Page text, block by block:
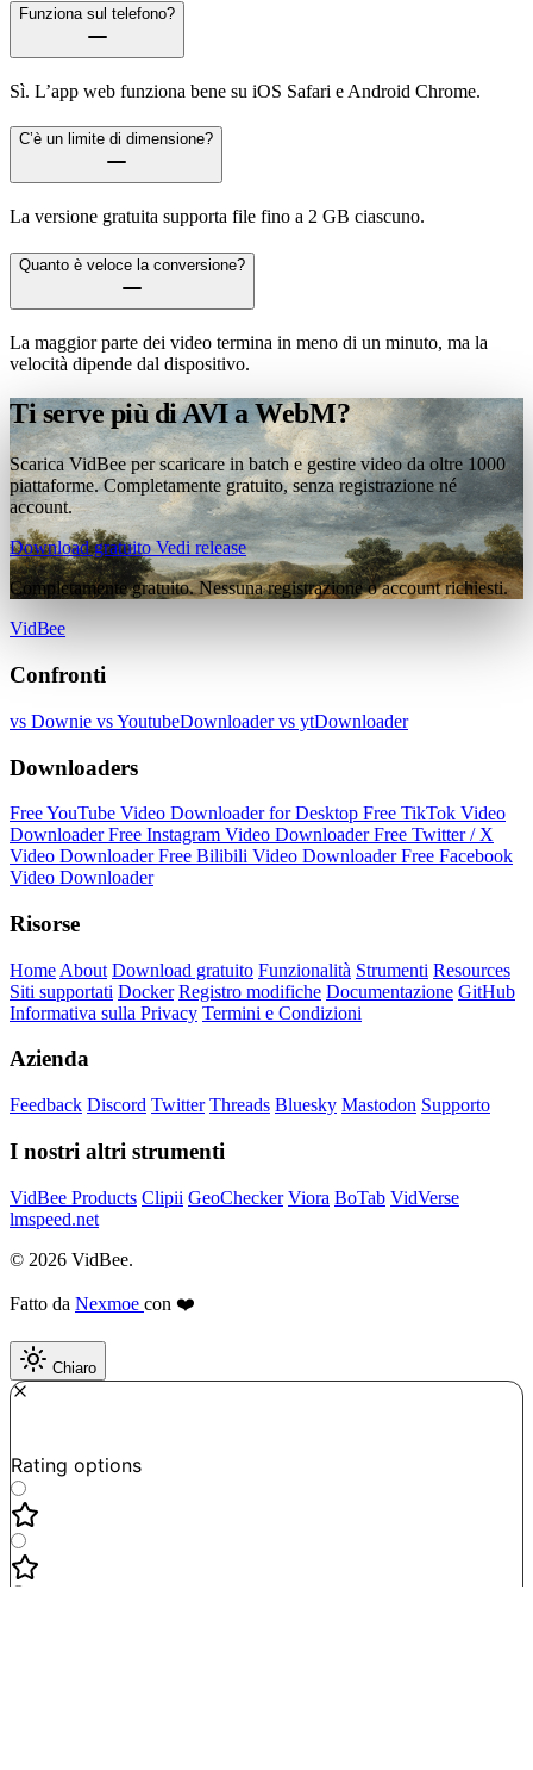
Funziona sul telefono?
Sì. L’app web funziona bene su iOS Safari e Android Chrome.
C’è un limite di dimensione?
La versione gratuita supporta file fino a 2 GB ciascuno.
Quanto è veloce la conversione?
La maggior parte dei video termina in meno di un minuto, ma la
velocità dipende dal dispositivo.
Ti serve più di AVI a WebM?
Scarica VidBee per scaricare in batch e gestire video da oltre 1000
piattaforme. Completamente gratuito, senza registrazione né
account.
Download gratuitoVedi release
Completamente gratuito. Nessuna registrazione o account richiesti.
VidBee
Confronti
vs Downie vs YoutubeDownloadervs ytDownloader
Downloaders
Free YouTube Video Downloader for Desktop Free TikTok Video
DownloaderFree Instagram Video DownloaderFree Twitter / X
Video DownloaderFree Bilibili Video DownloaderFree Facebook
Video Downloader
Risorse
Home About Download gratuito Funzionalità Strumenti Resources
Siti supportati Docker Registro modifiche Documentazione GitHub
Informativa sulla Privacy Termini e Condizioni
Azienda
Feedback Discord Twitter Threads Bluesky Mastodon Supporto
I nostri altri strumenti
VidBee Products Clipii GeoChecker Viora BoTab VidVerse
lmspeed.net
© 2026 VidBee.
Fatto da Nexmoe con ❤️
Chiaro
Rating options